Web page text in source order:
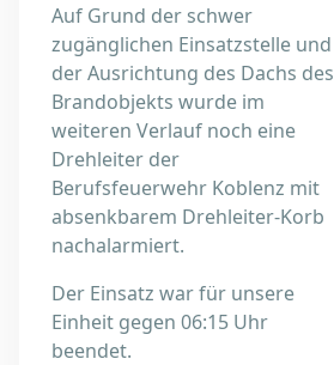
Auf Grund der schwer
zugänglichen Einsatzstelle und
der Ausrichtung des Dachs des
Brandobjekts wurde im
weiteren Verlauf noch eine
Drehleiter der
Berufsfeuerwehr Koblenz mit
absenkbarem Drehleiter-Korb
nachalarmiert.
Der Einsatz war für unsere
Einheit gegen 06:15 Uhr
beendet.